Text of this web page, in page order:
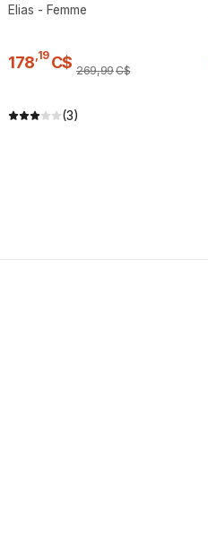
Elias - Femme
178 19 C$ 269,99C$
(3)